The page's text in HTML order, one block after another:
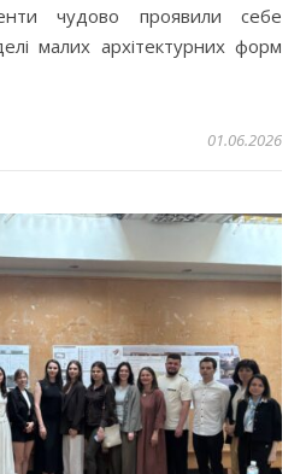
чудово проявили себе
малих архітектурних форм
01.06.2026